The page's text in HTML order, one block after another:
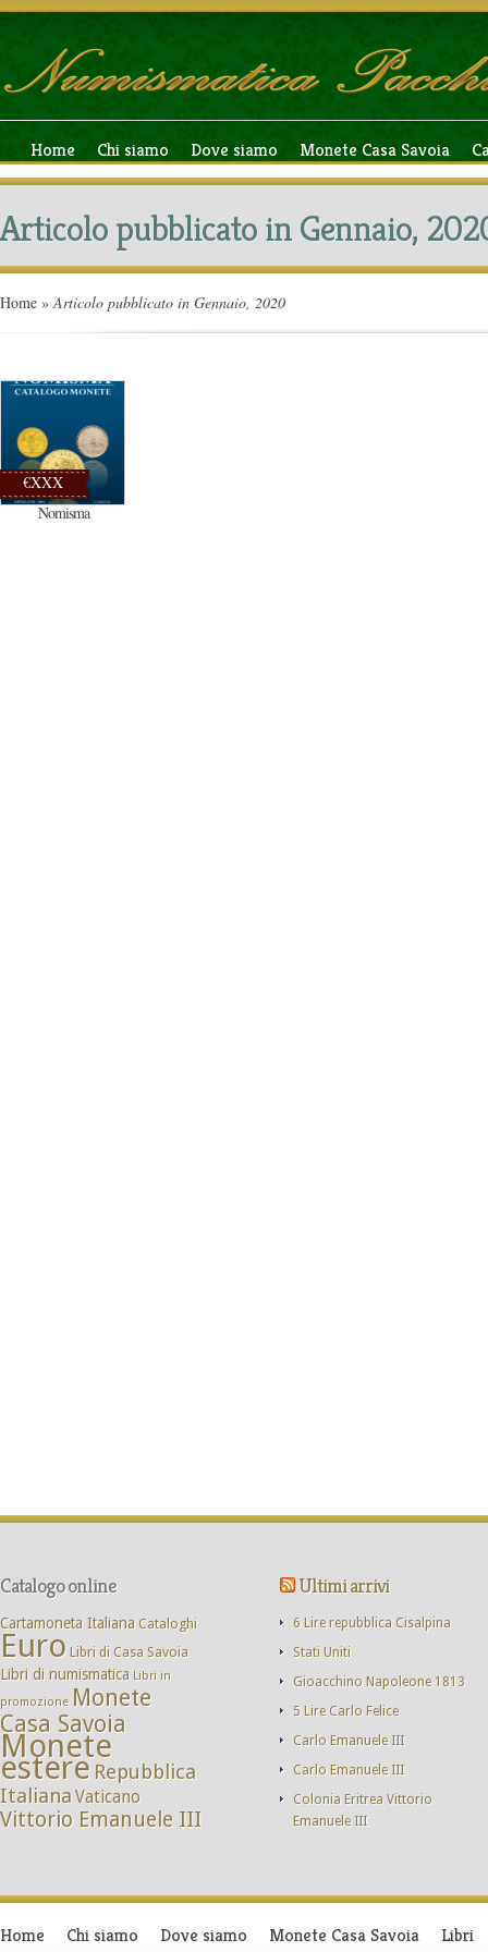
Home Chi siamo Dove siamo Monete Casa Savoia
Articolo pubblicato in Gennaio,
Home » Articolo pubblicato in Gennaio, 2020
€XXX
Nomisma
Catalogo online
Cartamoneta Italiana Cataloghi
Euro Libri di Casa Savoia
Libri di numismatica Libri in
promozione Monete
Casa Savoia
Monete
estere Repubblica
ItalianaVaticano
Vittorio Emanuele III
Ultimi arrivi
6 Lire repubblica Cisalpina
Stati Uniti
Gioacchino Napoleone 1813
5 Lire Carlo Felice
Carlo Emanuele III
Carlo Emanuele III
Colonia Eritrea Vittorio
Emanuele III
Home Chi siamo Dove siamo Monete Casa Savoia Libri